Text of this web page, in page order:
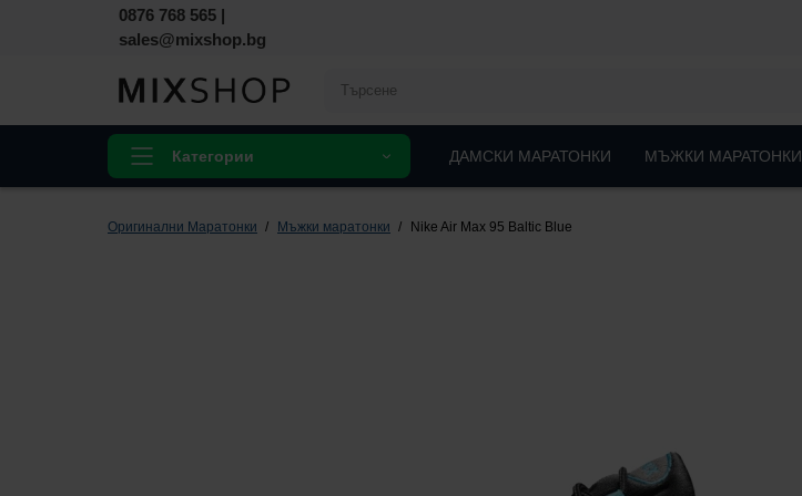
0876 768 565 |
sales@mixshop.bg
Категории ДАМСКИ МАРАТОНКИ МЪЖКИ МАРАТОНКИ
Оригинални Маратонки Мъжки маратонки Nike Air Max 95 Baltic Blue